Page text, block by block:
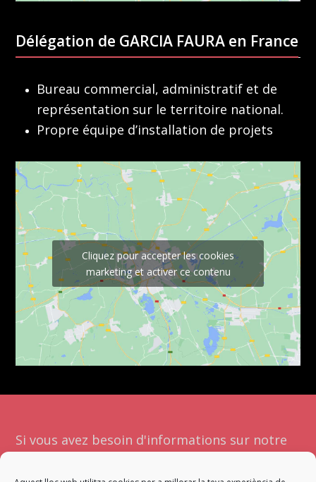
Délégation de GARCIA FAURA en France
Bureau commercial, administratif et de
représentation sur le territoire national.
Propre équipe d’installation de projets
Cliquez pour accepter les cookies
marketing et activer ce contenu
Si vous avez besoin d'informations sur notre